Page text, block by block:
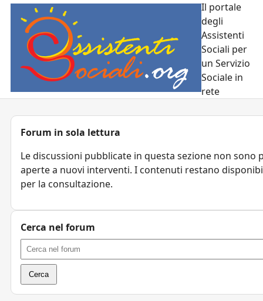
Il portale
degli
Assistenti
Sociali per
un Servizio
Sociale in
rete
Forum in sola lettura
Le discussioni pubblicate in questa sezione non sono
aperte a nuovi interventi. I contenuti restano
per la consultazione.
Cerca nel forum
Cerca